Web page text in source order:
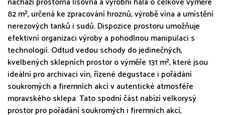
82 m², určená ke zpracování hroznů, výrobě vína a umístění
nerezových tanků i sudů. Dispozice prostoru umožňuje
efektivní organizaci výroby a pohodlnou manipulaci s
technologií. Odtud vedou schody do jedinečných,
kvelbených sklepních prostor o výměře 131 m², které jsou
ideální pro archivaci vín, řízené degustace i pořádání
soukromých a firemních akcí v autentické atmosféře
moravského sklepa. Tato spodní část nabízí velkorysý
prostor pro pořádání soukromých i firemních akcí,